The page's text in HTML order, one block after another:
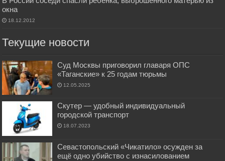
окна
18.12.2012
Текущие новости
Суд Москвы приговорил главаря ОПС
«Таганские» к 25 годам тюрьмы
12.05.2025
Скутер — удобный индивидуальный
городской транспорт
18.07.2023
Севастопольский «Чикатило» осужден за
ещё одно убийство с изнасилованием